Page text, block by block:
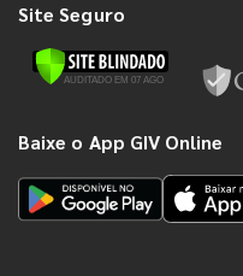
Site Seguro
Baixe o App GIV Online